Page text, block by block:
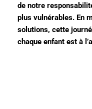
de notre
plus vulnérables. En
solutions, cette
chaque enfant est à